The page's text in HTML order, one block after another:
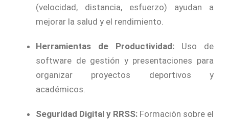
(velocidad, distancia, esfuerzo) ayudan a
mejorar la salud y el rendimiento.
Herramientas de Productividad: Uso de
software de gestión y presentaciones para
organizar proyectos deportivos y
académicos.
Seguridad Digital y RRSS: Formación sobre el